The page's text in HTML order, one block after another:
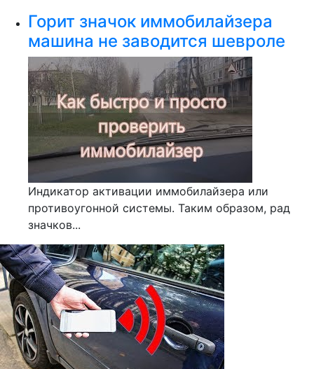
Горит значок иммобилайзера
машина не заводится шевроле
Индикатор активации иммобилайзера или
противоугонной системы. Таким образом, рад
значков...